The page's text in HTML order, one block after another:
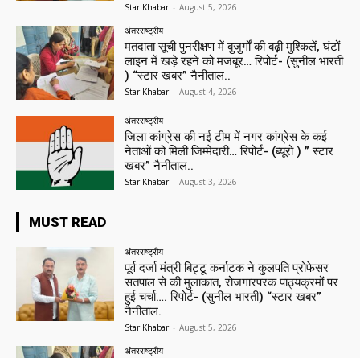
Star Khabar - August 5, 2026
अंतरराष्ट्रीय
मतदाता सूची पुनरीक्षण में बुजुर्गों की बढ़ी मुश्किलें, घंटों
लाइन में खड़े रहने को मजबूर… रिपोर्ट- (सुनील भारती
) “स्टार खबर” नैनीताल..
Star Khabar - August 4, 2026
अंतरराष्ट्रीय
जिला कांग्रेस की नई टीम में नगर कांग्रेस के कई
नेताओं को मिली जिम्मेदारी… रिपोर्ट- (ब्यूरो ) ” स्टार
खबर” नैनीताल..
Star Khabar - August 3, 2026
MUST READ
अंतरराष्ट्रीय
पूर्व दर्जा मंत्री बिट्टू कर्नाटक ने कुलपति प्रोफेसर
सतपाल से की मुलाकात, रोजगारपरक पाठ्यक्रमों पर
हुई चर्चा…. रिपोर्ट- (सुनील भारती) “स्टार खबर”
नैनीताल.
Star Khabar - August 5, 2026
अंतरराष्ट्रीय